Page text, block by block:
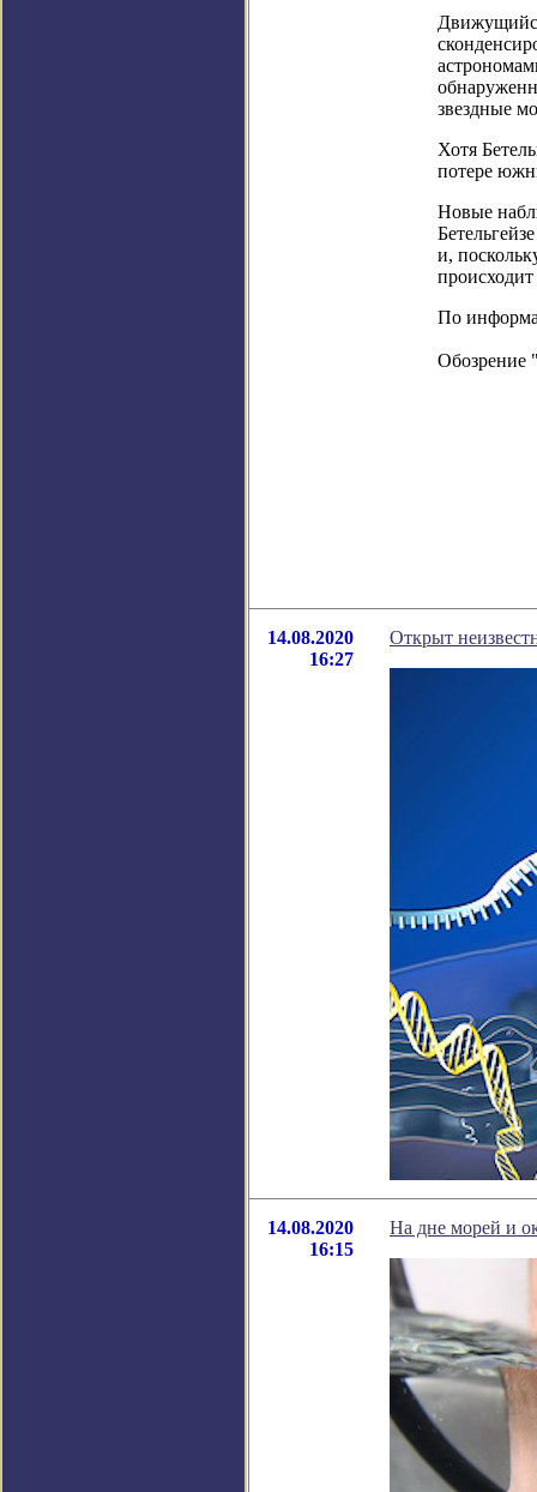
звездные
Хотя
потере
Новые
и,
По
Обозрение
14.08.2020
16:27
Открыт
14.08.2020
16:15
На дне морей и